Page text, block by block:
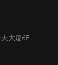
大厦6F